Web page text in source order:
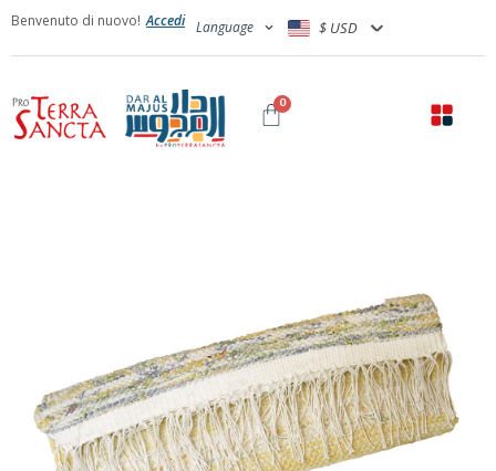
Benvenuto di nuovo! Accedi Language $ USD
0